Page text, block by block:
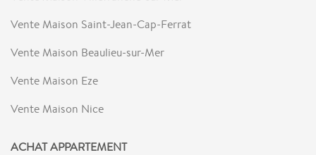
Vente Maison Saint-Jean-Cap-Ferrat
Vente Maison Beaulieu-sur-Mer
Vente Maison Eze
Vente Maison Nice
ACHAT APPARTEMENT